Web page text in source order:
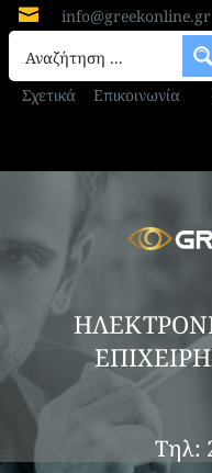
 info@greekonline.gr
Σχετικά Επικοινωνία
Τηλ: